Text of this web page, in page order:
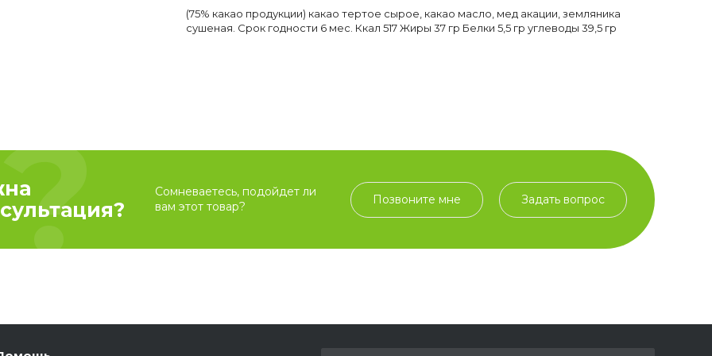
(75% какао продукции) какао тертое сырое, какао масло, мед акации, земляника
сушеная. Срок годности 6 мес. Ккал 517 Жиры 37 гр Белки 5,5 гр углеводы 39,5 гр
Сомневаетесь, подойдет ли
вам этот товар?
Позвоните мне Задать вопрос